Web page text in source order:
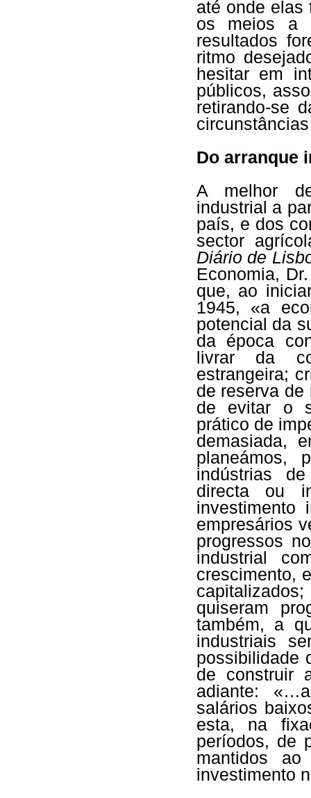
até onde elas
os meios a
resultados
ritmo
hesitar em
públicos,
retirando-se
Do arranque
A melhor
industrial a
país, e dos
sector
Diário de
Economia,
que, ao
1945, «a
potencial da
da época
livrar da
estrangeira;
de reserva
de evitar o
prático de
demasiada,
planeámos,
indústrias
directa ou
empresários
progressos
industrial
crescimento,
quiseram
também, a
industriais
possibilidade
de construir
adiante:
salários
esta, na
períodos, de
mantidos
investimento